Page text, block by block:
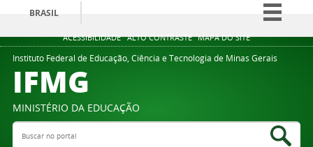
ACESSIBILIDADE ALTO CONTRASTE MAPA DO SITE
BRASIL
Simplifique!
Comunica BR
Legislação
Instituto Federal de Educação, Ciência e Tecnologia de Minas Gerais
IFMG
MINISTÉRIO DA EDUCAÇÃO
Buscar no portal